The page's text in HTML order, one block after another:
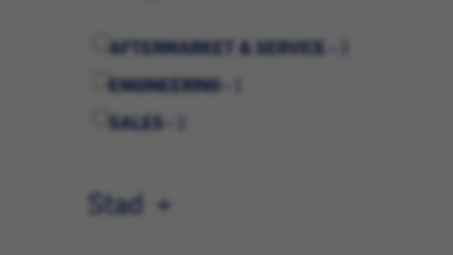
AFTERMARKET & SERVICE -
ENGINEERING -
SALES -
Stad